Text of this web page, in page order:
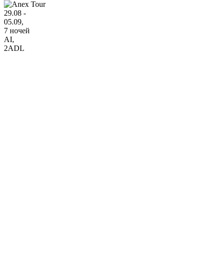
29.08 -
05.09,
7 ночей
AI,
2ADL